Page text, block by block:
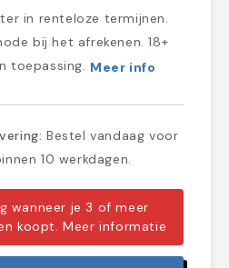
in renteloze termijnen.
bij het afrekenen. 18+
toepassing. Meer info
Bestel vandaag voor
10 werkdagen.
wanneer je 3 of meer
koopt.Meer informatie